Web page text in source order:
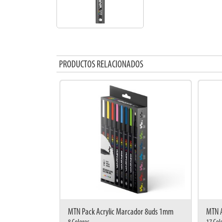
PRODUCTOS RELACIONADOS
MTN Pack Acrylic Marcador 8uds 1mm MTN